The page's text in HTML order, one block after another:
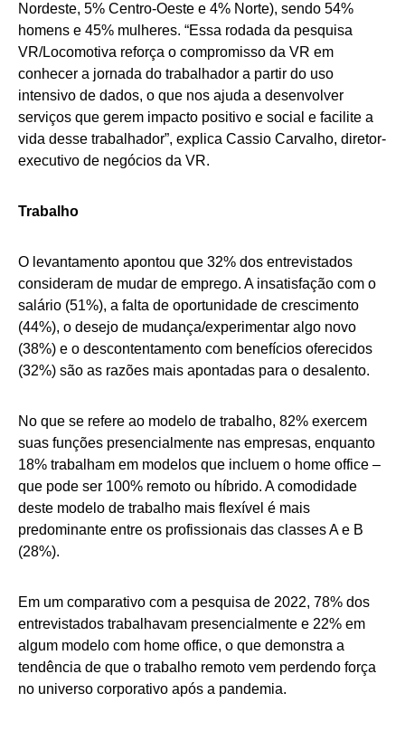
Nordeste, 5% Centro-Oeste e 4% Norte), sendo 54%
homens e 45% mulheres. “Essa rodada da pesquisa
VR/Locomotiva reforça o compromisso da VR em
conhecer a jornada do trabalhador a partir do uso
intensivo de dados, o que nos ajuda a desenvolver
serviços que gerem impacto positivo e social e facilite a
vida desse trabalhador”, explica Cassio Carvalho, diretor-
executivo de negócios da VR.
Trabalho
O levantamento apontou que 32% dos entrevistados
consideram de mudar de emprego. A insatisfação com o
salário (51%), a falta de oportunidade de crescimento
(44%), o desejo de mudança/experimentar algo novo
(38%) e o descontentamento com benefícios oferecidos
(32%) são as razões mais apontadas para o desalento.
No que se refere ao modelo de trabalho, 82% exercem
suas funções presencialmente nas empresas, enquanto
18% trabalham em modelos que incluem o home office –
que pode ser 100% remoto ou híbrido. A comodidade
deste modelo de trabalho mais flexível é mais
predominante entre os profissionais das classes A e B
(28%).
Em um comparativo com a pesquisa de 2022, 78% dos
entrevistados trabalhavam presencialmente e 22% em
algum modelo com home office, o que demonstra a
tendência de que o trabalho remoto vem perdendo força
no universo corporativo após a pandemia.